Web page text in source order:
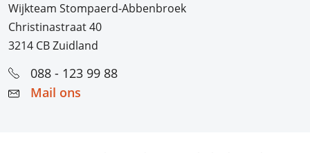
Wijkteam Stompaerd-Abbenbroek
Christinastraat 40
3214 CB Zuidland
088 - 123 99 88
Mail ons